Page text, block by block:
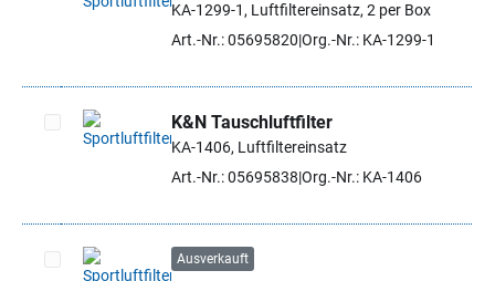
Artikel auswählen
KA-1299-1, Luftfiltereinsatz, 2 per Box
Art.-Nr.: 05695820 Org.-Nr.: KA-1299-1
Artikel auswählen
K&N Tauschluftfilter
KA-1406, Luftfiltereinsatz
Art.-Nr.: 05695838 Org.-Nr.: KA-1406
Ausverkauft